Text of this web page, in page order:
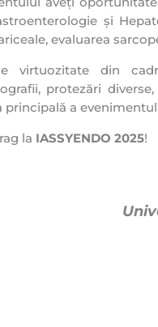
și
evaluarea
virtuozitate din
protezări
a
la IASSYENDO 2025!